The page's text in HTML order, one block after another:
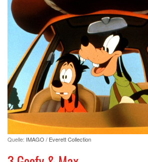
Quelle: IMAGO / Everett Collection